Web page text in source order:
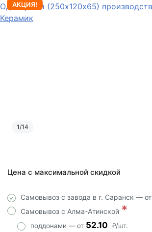
АКЦИЯ!
1/14
Цена с максимальной скидкой
Самовывоз с завода в г. Саранск — от
Самовывоз с Алма-Атинской *
поддонами — от 52.10 ₽/шт.